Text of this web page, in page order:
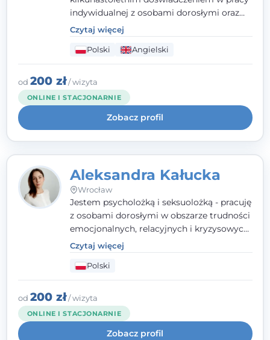
indywidualnej z osobami dorosłymi oraz
parami. Specjalizuję się w obszarze zdrowia
seksualnego, żałoby, kryzysów życiowych i
wypalenia zawodowego. Pracuję w języku
polskim i angielskim, w podejściu
humanistycznym, opartym na
partnerstwie i podmiotowości klienta.
Czytaj więcej
Polski Angielski
od 200 zł/ wizyta
ONLINE I STACJONARNIE
Zobacz profil
Aleksandra Kałucka
Wrocław
Jestem psycholożką i seksuolożką - pracuję
z osobami dorosłymi w obszarze trudności
emocjonalnych, relacyjnych i kryzysowych,
w tym z osobami po doświadczeniach
przemocy. Ukończyłam psychologię
kliniczną oraz studia podyplomowe z
interwencji kryzysowej i seksuologii
klinicznej na SWPS we Wrocławiu. W pracy
kieruję się empatią, etyką zawodową i
uważnością na potrzeby klienta.
Czytaj więcej
Polski
od 200 zł/ wizyta
ONLINE I STACJONARNIE
Zobacz profil